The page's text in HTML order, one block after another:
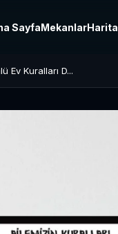
SayfaMekanlarHarita
Ev Kuralları D...